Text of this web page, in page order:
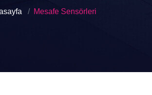
Mesafe Sensörleri